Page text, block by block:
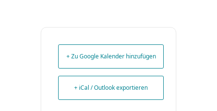
+ Zu Google Kalender hinzufügen
+ iCal / Outlook exportieren